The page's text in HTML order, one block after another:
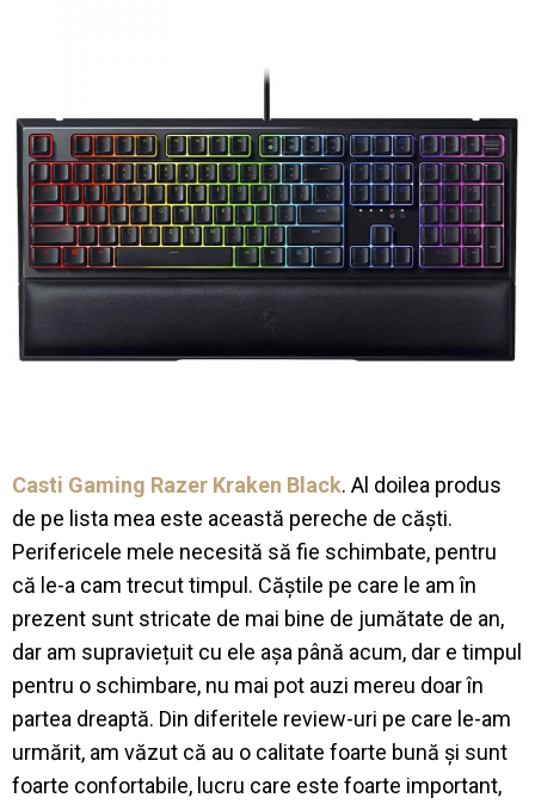
Casti Gaming Razer Kraken Black. Al doilea produs
de pe lista mea este această pereche de căști.
Perifericele mele necesită să fie schimbate, pentru
că le-a cam trecut timpul. Căștile pe care le am în
prezent sunt stricate de mai bine de jumătate de an,
dar am supraviețuit cu ele așa până acum, dar e timpul
pentru o schimbare, nu mai pot auzi mereu doar în
partea dreaptă. Din diferitele review-uri pe care le-am
urmărit, am văzut că au o calitate foarte bună și sunt
foarte confortabile, lucru care este foarte important,